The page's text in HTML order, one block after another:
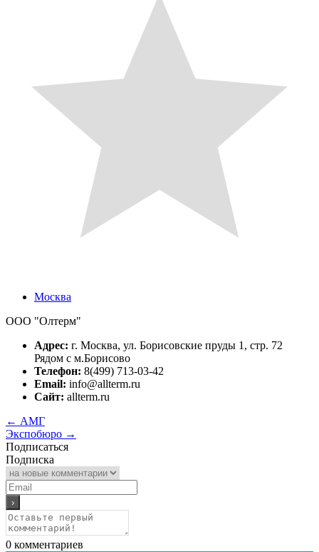
Москва
ООО "Олтерм"
Адрес: г. Москва, ул. Борисовские пруды 1, стр. 72
Рядом с м.Борисово
Телефон: 8(499) 713-03-42
Email: info@allterm.ru
Сайт: allterm.ru
← АМГ
Экспобюро →
Подписаться
Подписка
0 комментариев